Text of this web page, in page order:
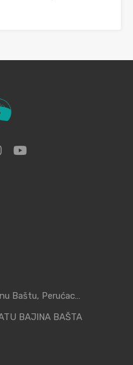
Baštu, Perućac…
BAJINA BAŠTA